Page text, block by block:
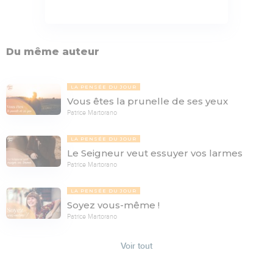
Du même auteur
LA PENSÉE DU JOUR
Vous êtes la prunelle de ses yeux
Patrice Martorano
LA PENSÉE DU JOUR
Le Seigneur veut essuyer vos larmes
Patrice Martorano
LA PENSÉE DU JOUR
Soyez vous-même !
Patrice Martorano
Voir tout